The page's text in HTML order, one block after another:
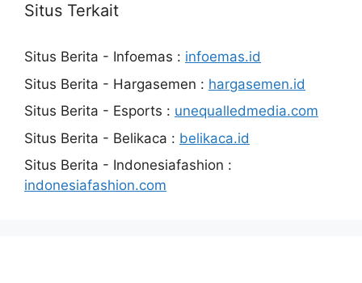
Situs Terkait
Situs Berita - Infoemas : infoemas.id
Situs Berita - Hargasemen : hargasemen.id
Situs Berita - Esports : unequalledmedia.com
Situs Berita - Belikaca : belikaca.id
Situs Berita - Indonesiafashion :
indonesiafashion.com